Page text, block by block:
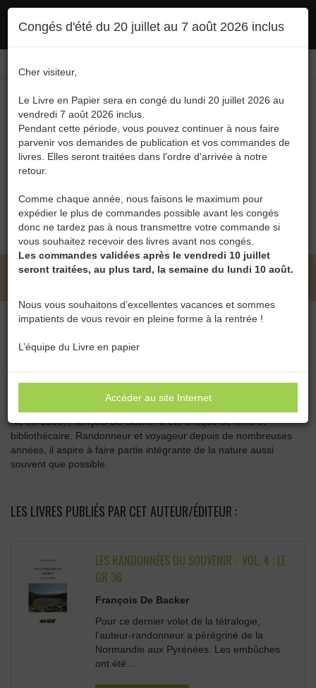
l'utilisation :politique en matière de confidentialité Accepter
Congés d'été du 20 juillet au 7 août 2026 inclus
Cher visiteur,
Le Livre en Papier sera en congé du lundi 20 juillet 2026 au
vendredi 7 août 2026 inclus.
Pendant cette période, vous pouvez continuer à nous faire
parvenir vos demandes de publication et vos commandes de
livres. Elles seront traitées dans l'ordre d'arrivée à notre
retour.
Comme chaque année, nous faisons le maximum pour
expédier le plus de commandes possible avant les congés
donc ne tardez pas à nous transmettre votre commande si
vous souhaitez recevoir des livres avant nos congés.
Les commandes validées après le vendredi 10 juillet
seront traitées, au plus tard, la semaine du lundi 10 août.
Nous vous souhaitons d’excellentes vacances et sommes
impatients de vous revoir en pleine forme à la rentrée !
L’équipe du Livre en papier
Accéder au site Internet
Menu
0
LE LIVRE EN PAPIER • FRANÇOIS DE BACKER
Toutes les catégories
FRANÇOIS DE BACKER
Né en 1966, François De Backer a été critique de films et
bibliothécaire. Randonneur et voyageur depuis de nombreuses
années, il aspire à faire partie intégrante de la nature aussi
souvent que possible.
LES LIVRES PUBLIÉS PAR CET AUTEUR/ÉDITEUR :
LES RANDONNÉES DU SOUVENIR - VOL. 4 : LE
GR 36
François De Backer
Pour ce dernier volet de la tétralogie,
l’auteur-randonneur a pérégriné de la
Normandie aux Pyrénées. Les embûches
ont été...